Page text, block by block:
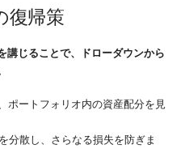
復帰策
講じることで、ドローダウンから
ポートフォリオ内の資産配分を見
分散し、さらなる損失を防ぎま